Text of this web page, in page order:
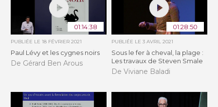
01:14:38
PUBLIÉE LE18 FÉVRIER 2021
Paul Lévy et les cygnes noirs
De Gérard Ben Arous
01:28:50
PUBLIÉE LE 3 AVRIL 2021
Sous le fer à cheval, la plage :
Les travaux de Steven Smale
De Viviane Baladi